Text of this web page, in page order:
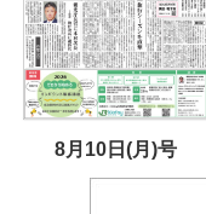
8月10日(月)号